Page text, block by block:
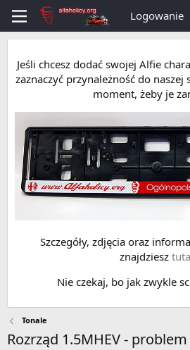
Logowanie
Jeśli chcesz dodać swojej Alfie
zaznaczyć przynależność do naszej
moment, żeby je
Szczegóły, zdjęcia oraz
znajdziesz
Nie czekaj, bo jak zwykle
Tonale
Rozrząd 1.5MHEV -